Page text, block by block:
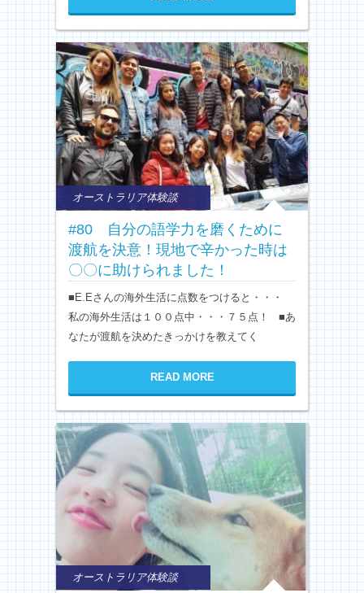
オーストラリア体験談
#80 自分の語学力を磨くために
渡航を決意！現地で辛かった時は
〇〇に助けられました！
■E.Eさんの海外生活に点数をつけると・・・
私の海外生活は１００点中・・・７５点！ ■あ
なたが渡航を決めたきっかけを教えてく
READ MORE
オーストラリア体験談